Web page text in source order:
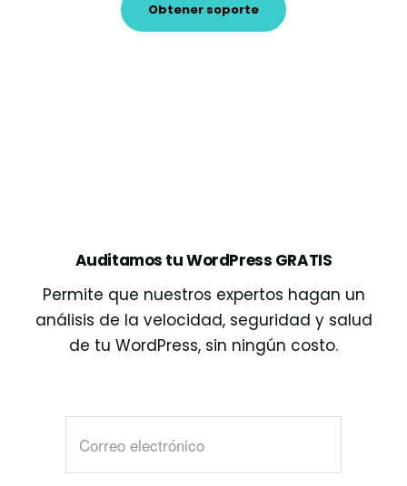
Obtener soporte
Auditamos tu WordPress GRATIS
Permite que nuestros expertos hagan un
análisis de la velocidad, seguridad y salud
de tu WordPress, sin ningún costo.